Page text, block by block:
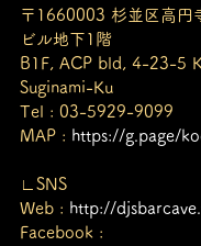
〒1660003 杉並区高
ビル地下1階
B1F, ACP bld, 4-23-5
Suginami-Ku
Tel : 03-5929-9099
MAP : https://g.page/
∟SNS
Web : http://
Facebook :